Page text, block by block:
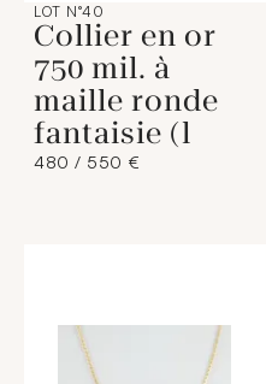
LOT N°40
Collier en or
750 mil. à
maille ronde
fantaisie (l
480 / 550 €